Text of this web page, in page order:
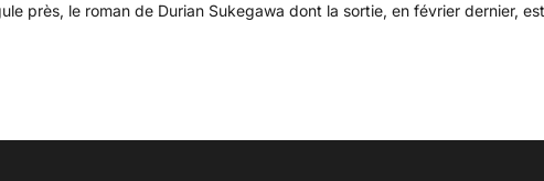
près, le roman de Durian Sukegawa dont la sortie, en février dernier,